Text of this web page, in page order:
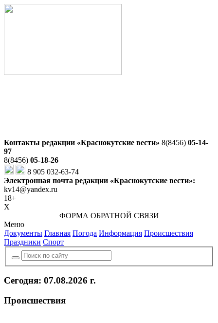
Контакты редакции «Краснокутские вести» 8(8456) 05-14-
97
8(8456) 05-18-26
8 905 032-63-74
Электронная почта редакции «Краснокутские вести»:
kv14@yandex.ru
18+
X
ФОРМА ОБРАТНОЙ СВЯЗИ
Меню
Документы Главная Погода Информация Происшествия
Праздники Спорт
Сегодня: 07.08.2026 г.
Происшествия